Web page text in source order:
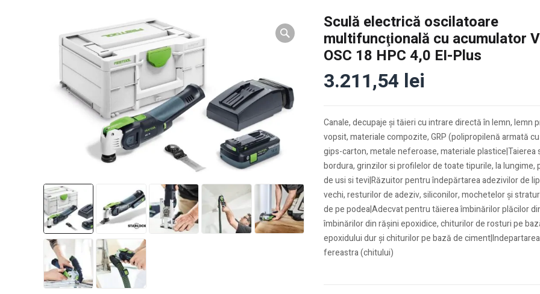
Sculă electrică oscilatoare
multifuncţională cu acumulator
OSC 18 HPC 4,0 EI-Plus
3.211,54 lei
Canale, decupaje şi tăieri cu intrare directă în lemn, lemn
vopsit, materiale compozite, GRP (polipropilenă armată
gips-carton, metale neferoase, materiale plastice|Taierea
bordura, grinzilor si profilelor de toate tipurile, la lungime,
de usi si tevi|Răzuitor pentru îndepărtarea adezivilor de
vechi, resturilor de adeziv, siliconilor, mochetelor şi
de pe podea|Adecvat pentru tăierea îmbinărilor plăcilor
îmbinărilor din răşini epoxidice, chiturilor de rosturi pe
epoxidului dur şi chiturilor pe bază de
fereastra (chitului)